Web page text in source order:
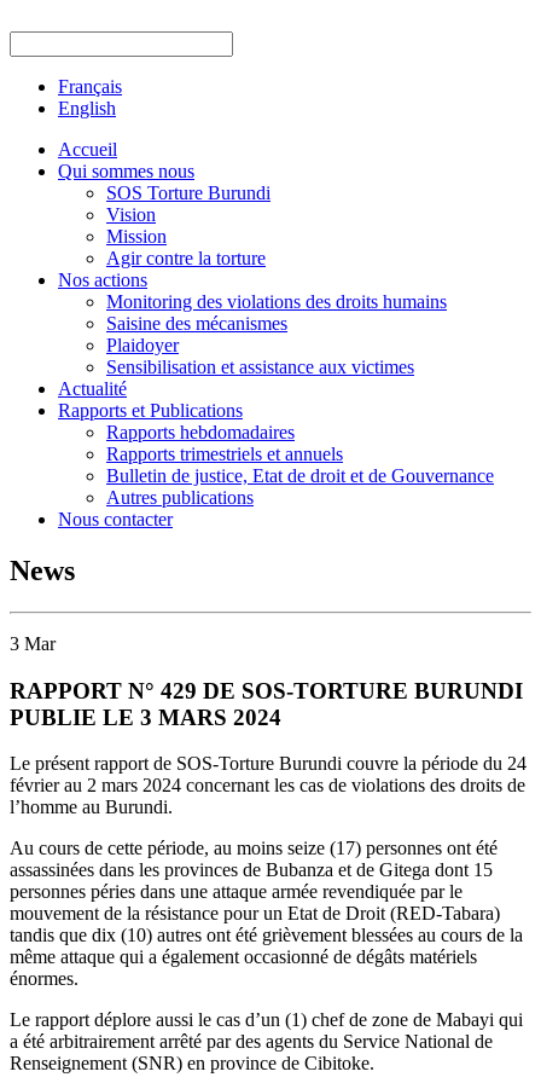
Français
English
Accueil
Qui sommes nous
SOS Torture Burundi
Vision
Mission
Agir contre la torture
Nos actions
Monitoring des violations des droits humains
Saisine des mécanismes
Plaidoyer
Sensibilisation et assistance aux victimes
Actualité
Rapports et Publications
Rapports hebdomadaires
Rapports trimestriels et annuels
Bulletin de justice, Etat de droit et de Gouvernance
Autres publications
Nous contacter
News
3 Mar
RAPPORT N° 429 DE SOS-TORTURE BURUNDI
PUBLIE LE 3 MARS 2024
Le présent rapport de SOS-Torture Burundi couvre la période du 24
février au 2 mars 2024 concernant les cas de violations des droits de
l’homme au Burundi.
Au cours de cette période, au moins seize (17) personnes ont été
assassinées dans les provinces de Bubanza et de Gitega dont 15
personnes péries dans une attaque armée revendiquée par le
mouvement de la résistance pour un Etat de Droit (RED-Tabara)
tandis que dix (10) autres ont été grièvement blessées au cours de la
même attaque qui a également occasionné de dégâts matériels
énormes.
Le rapport déplore aussi le cas d’un (1) chef de zone de Mabayi qui
a été arbitrairement arrêté par des agents du Service National de
Renseignement (SNR) en province de Cibitoke.